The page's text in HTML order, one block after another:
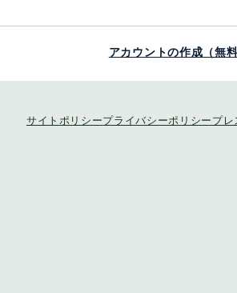
アカウントの作成（無料
サイトポリシープライバシーポリシー プレ